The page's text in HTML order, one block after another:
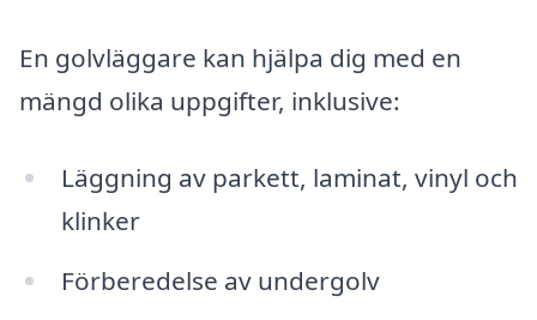
En golvläggare kan hjälpa dig med en
mängd olika uppgifter, inklusive:
Läggning av parkett, laminat, vinyl och
klinker
Förberedelse av undergolv